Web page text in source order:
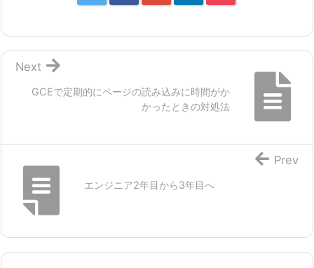
GCEで定期的にページの読み込みに時間がか
かったときの対処法
Next
エンジニア2年目から3年目へ
Prev